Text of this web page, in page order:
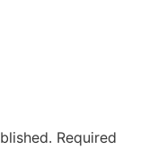
Required